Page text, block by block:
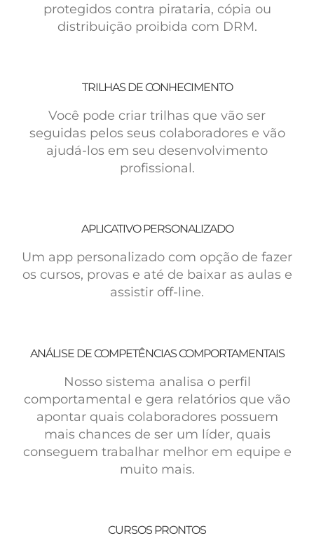
protegidos contra pirataria, cópia ou
distribuição proibida com DRM.
TRILHAS DE CONHECIMENTO
Você pode criar trilhas que vão ser
seguidas pelos seus colaboradores e vão
ajudá-los em seu desenvolvimento
profissional.
APLICATIVO PERSONALIZADO
Um app personalizado com opção de fazer
os cursos, provas e até de baixar as aulas e
assistir off-line.
ANÁLISE DE COMPETÊNCIAS COMPORTAMENTAIS
Nosso sistema analisa o perfil
comportamental e gera relatórios que vão
apontar quais colaboradores possuem
mais chances de ser um líder, quais
conseguem trabalhar melhor em equipe e
muito mais.
CURSOS PRONTOS